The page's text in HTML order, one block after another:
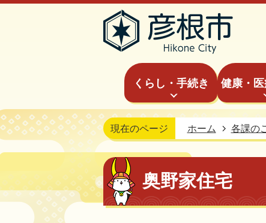
くらし・手続き 健康・
現在のページ ホーム 各課の
奥野家住宅